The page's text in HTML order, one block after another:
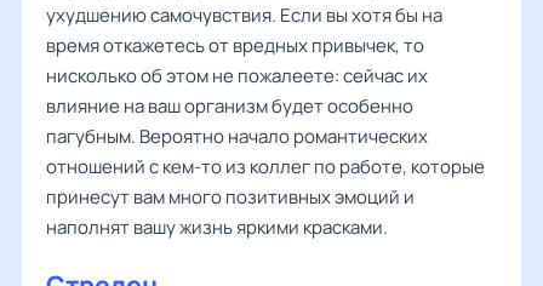
ухудшению самочувствия. Если вы хотя бы на
время откажетесь от вредных привычек, то
нисколько об этом не пожалеете: сейчас их
влияние на ваш организм будет особенно
пагубным. Вероятно начало романтических
отношений с кем-то из коллег по работе, которые
принесут вам много позитивных эмоций и
наполнят вашу жизнь яркими красками.